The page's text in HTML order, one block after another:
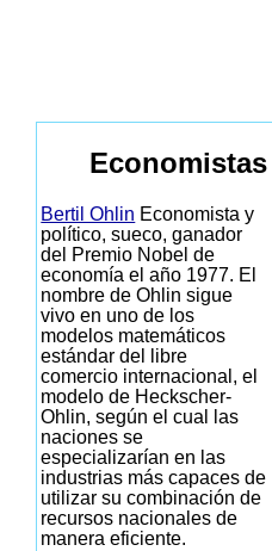
Bertil Ohlin Economista y
político, sueco, ganador
del Premio Nobel de
economía el año 1977. El
nombre de Ohlin sigue
vivo en uno de los
modelos matemáticos
estándar del libre
comercio internacional, el
modelo de Heckscher-
Ohlin, según el cual las
naciones se
especializarían en las
industrias más capaces de
utilizar su combinación de
recursos nacionales de
manera eficiente.